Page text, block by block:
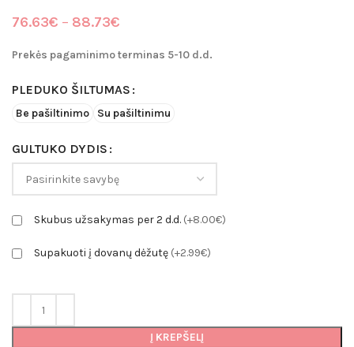
76.63€ – 88.73€
76.63€
88.73€
Prekės pagaminimo terminas 5-10 d.d.
PLEDUKO ŠILTUMAS
Be pašiltinimo Su pašiltinimu
GULTUKO DYDIS
Skubus užsakymas per 2 d.d. (+8.00€)
Supakuoti į dovanų dėžutę (+2.99€)
Į KREPŠELĮ